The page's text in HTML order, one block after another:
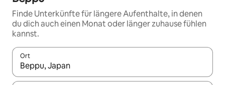
Finde Unterkünfte für längere Aufenthalte, in denen
du dich auch einen Monat oder länger zuhause fühlen
kannst.
Ort
Wenn Ergebnisse verfügbar sind, navigiere mit den